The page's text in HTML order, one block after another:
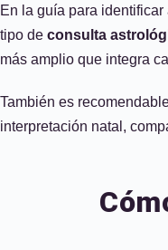
En la guía para
tipo de consulta
más amplio que integra
También es
interpretación natal,